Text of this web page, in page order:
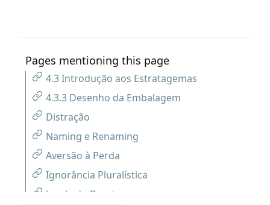
Pages mentioning this page
4.3 Introdução aos Estratagemas
4.3.3 Desenho da Embalagem
Distração
Naming e Renaming
Aversão à Perda
Ignorância Pluralística
Janela de Overton